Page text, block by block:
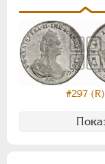
#297 (R)
НИКОЛАЙ I
АЛЕКСАНДР II
АЛЕКСАНДР III
НИКОЛАЙ II
ВРЕМЕННОЕ